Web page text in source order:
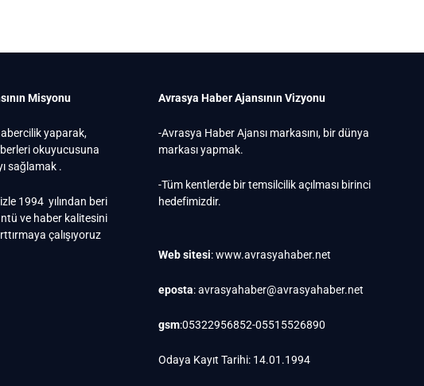
Misyonu
yaparak,
okuyucusuna
sağlamak .
1994 yılından beri
ve haber kalitesini
çalışıyoruz
Avrasya Haber Ajansının Vizyonu
-Avrasya Haber Ajansı markasını, bir dünya
markası yapmak.
-Tüm kentlerde bir temsilcilik açılması birinci
hedefimizdir.
Web sitesi: www.avrasyahaber.net
eposta: avrasyahaber@avrasyahaber.net
gsm:05322956852-05515526890
Odaya Kayıt Tarihi: 14.01.1994